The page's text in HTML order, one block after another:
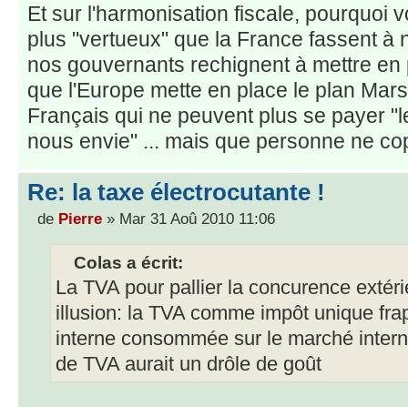
Et sur l'harmonisation fiscale, pourquoi
plus "vertueux" que la France fassent à
nos gouvernants rechignent à mettre
que l'Europe mette en place le plan
Français qui ne peuvent plus se payer
nous envie" ... mais que personne ne
Re: la taxe électrocutante !
de Pierre » Mar 31 Aoû 2010 11:06
Colas a écrit:
La TVA pour pallier la concurence
illusion: la TVA comme impôt unique
interne consommée sur le marché
de TVA aurait un drôle de goût